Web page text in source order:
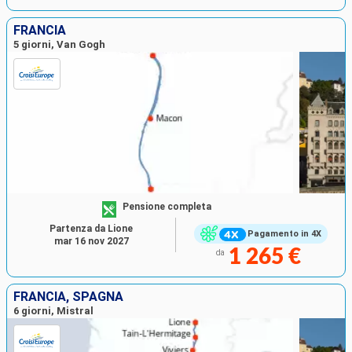
FRANCIA
5 giorni, Van Gogh
Pagamento in 4X
Pensione completa
da 1 265 €
Partenza da Lione
mar 16 nov 2027
FRANCIA, SPAGNA
6 giorni, Mistral